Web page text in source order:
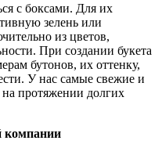
с боксами. Для их
зелень или
из цветов,
При создании букета
бутонов, их оттенку,
У нас самые свежие и
протяжении долгих
компании